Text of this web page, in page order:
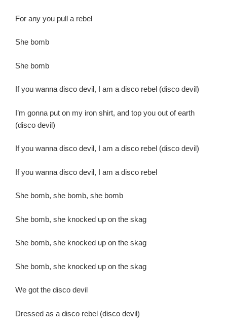
For any you pull a rebel
She bomb
She bomb
If you wanna disco devil, I am a disco rebel (disco devil)
I’m gonna put on my iron shirt, and top you out of earth
(disco devil)
If you wanna disco devil, I am a disco rebel (disco devil)
If you wanna disco devil, I am a disco rebel
She bomb, she bomb, she bomb
She bomb, she knocked up on the skag
She bomb, she knocked up on the skag
She bomb, she knocked up on the skag
We got the disco devil
Dressed as a disco rebel (disco devil)